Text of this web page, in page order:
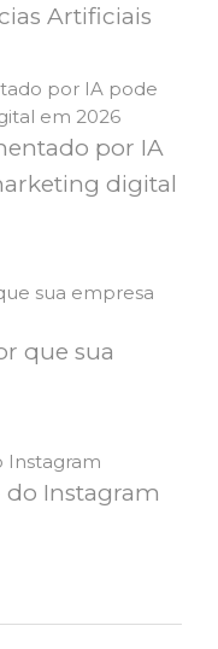
Artificiais
por IA
digital
que sua
do Instagram